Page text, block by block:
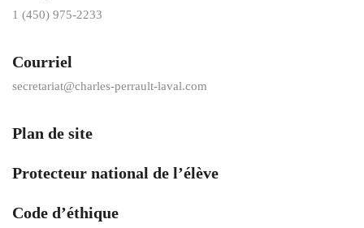
1 (450) 975-2233
Courriel
secretariat@charles-perrault-laval.com
Plan de site
Protecteur national de l’élève
Code d’éthique